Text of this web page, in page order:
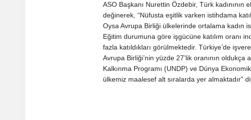
ASO Başkanı Nurettin Özdebir, Türk kadınının
değinerek, “Nüfusta eşitlik varken istihdama
Oysa Avrupa Birliği ülkelerinde ortalama kadın
Eğitim durumuna göre işgücüne katılım oranı
fazla katıldıkları görülmektedir. Türkiye’de
Avrupa Birliği’nin yüzde 27’lik oranının
Kalkınma Programı (UNDP) ve Dünya
ülkemiz maalesef alt sıralarda yer almaktadır”